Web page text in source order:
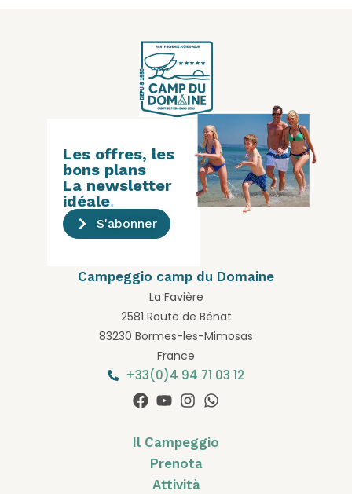
Campeggio camp du Domaine
La Favière
2581 Route de Bénat
83230 Bormes-les-Mimosas
France
+33(0)4 94 71 03 12
Les offres, les
bons plans
La newsletter
idéale.
S'abonner
Il Campeggio
Prenota
Attività